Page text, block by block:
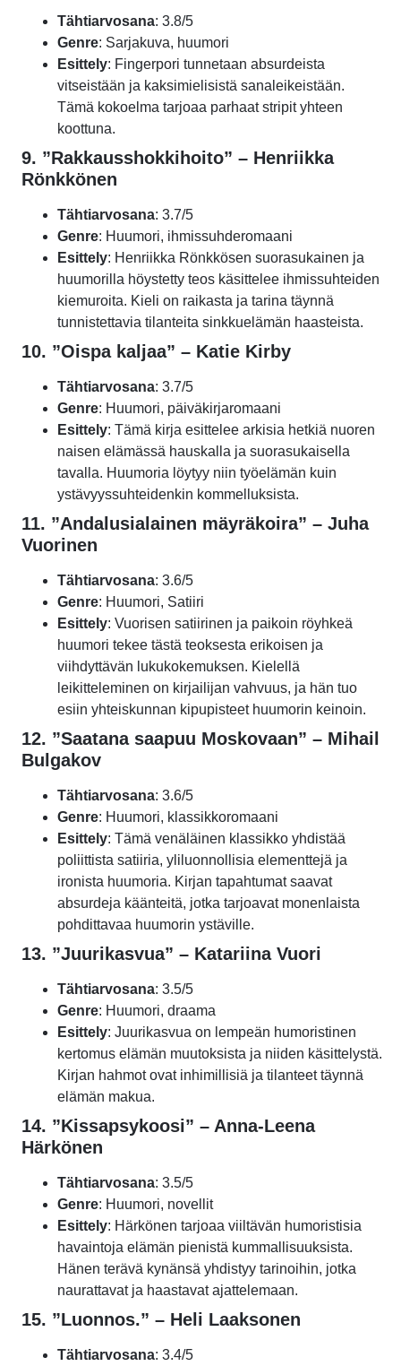
Tähtiarvosana: 3.8/5
Genre: Sarjakuva, huumori
Esittely: Fingerpori tunnetaan absurdeista
vitseistään ja kaksimielisistä sanaleikeistään.
Tämä kokoelma tarjoaa parhaat stripit yhteen
koottuna.
9. ”Rakkausshokkihoito” – Henriikka
Rönkkönen
Tähtiarvosana: 3.7/5
Genre: Huumori, ihmissuhderomaani
Esittely: Henriikka Rönkkösen suorasukainen ja
huumorilla höystetty teos käsittelee ihmissuhteiden
kiemuroita. Kieli on raikasta ja tarina täynnä
tunnistettavia tilanteita sinkkuelämän haasteista.
10. ”Oispa kaljaa” – Katie Kirby
Tähtiarvosana: 3.7/5
Genre: Huumori, päiväkirjaromaani
Esittely: Tämä kirja esittelee arkisia hetkiä nuoren
naisen elämässä hauskalla ja suorasukaisella
tavalla. Huumoria löytyy niin työelämän kuin
ystävyyssuhteidenkin kommelluksista.
11. ”Andalusialainen mäyräkoira” – Juha
Vuorinen
Tähtiarvosana: 3.6/5
Genre: Huumori, Satiiri
Esittely: Vuorisen satiirinen ja paikoin röyhkeä
huumori tekee tästä teoksesta erikoisen ja
viihdyttävän lukukokemuksen. Kielellä
leikitteleminen on kirjailijan vahvuus, ja hän tuo
esiin yhteiskunnan kipupisteet huumorin keinoin.
12. ”Saatana saapuu Moskovaan” – Mihail
Bulgakov
Tähtiarvosana: 3.6/5
Genre: Huumori, klassikkoromaani
Esittely: Tämä venäläinen klassikko yhdistää
poliittista satiiria, yliluonnollisia elementtejä ja
ironista huumoria. Kirjan tapahtumat saavat
absurdeja käänteitä, jotka tarjoavat monenlaista
pohdittavaa huumorin ystäville.
13. ”Juurikasvua” – Katariina Vuori
Tähtiarvosana: 3.5/5
Genre: Huumori, draama
Esittely: Juurikasvua on lempeän humoristinen
kertomus elämän muutoksista ja niiden käsittelystä.
Kirjan hahmot ovat inhimillisiä ja tilanteet täynnä
elämän makua.
14. ”Kissapsykoosi” – Anna-Leena
Härkönen
Tähtiarvosana: 3.5/5
Genre: Huumori, novellit
Esittely: Härkönen tarjoaa viiltävän humoristisia
havaintoja elämän pienistä kummallisuuksista.
Hänen terävä kynänsä yhdistyy tarinoihin, jotka
naurattavat ja haastavat ajattelemaan.
15. ”Luonnos.” – Heli Laaksonen
Tähtiarvosana: 3.4/5